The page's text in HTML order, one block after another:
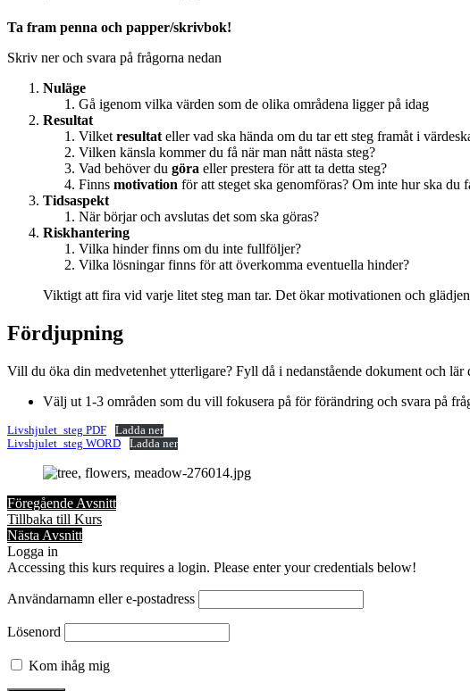
Ta fram penna och papper/skrivbok!
Skriv ner och svara på frågorna nedan
Nuläge
Gå igenom vilka värden som de olika områdena ligger på idag
Resultat
Vilket resultat eller vad ska hända om du tar ett steg framåt i
Vilken känsla kommer du få när man nått nästa steg?
Vad behöver du göra eller prestera för att ta detta steg?
Finns motivation för att steget ska genomföras? Om inte hur ska du
Tidsaspekt
När börjar och avslutas det som ska göras?
Riskhantering
Vilka hinder finns om du inte fullföljer?
Vilka lösningar finns för att överkomma eventuella hinder?
Viktigt att fira vid varje litet steg man tar. Det ökar motivationen och
Fördjupning
Vill du öka din medvetenhet ytterligare? Fyll då i nedanstående dokument och
Välj ut 1-3 områden som du vill fokusera på för förändring och svara på
Livshjulet_steg PDF
Ladda ner
Livshjulet_steg WORD
Ladda ner
Föregående Avsnitt
Tillbaka till Kurs
Nästa Avsnitt
Logga in
Accessing this kurs requires a login. Please enter your credentials below!
Användarnamn eller e-postadress
Lösenord
Kom ihåg mig